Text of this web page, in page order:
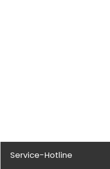
Service-Hotline